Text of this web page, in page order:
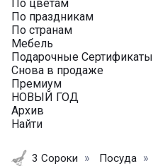
По цветам
По праздникам
По странам
Мебель
Подарочные Сертификаты
Снова в продаже
Премиум
НОВЫЙ ГОД
Архив
Найти
3 Сороки Посуда